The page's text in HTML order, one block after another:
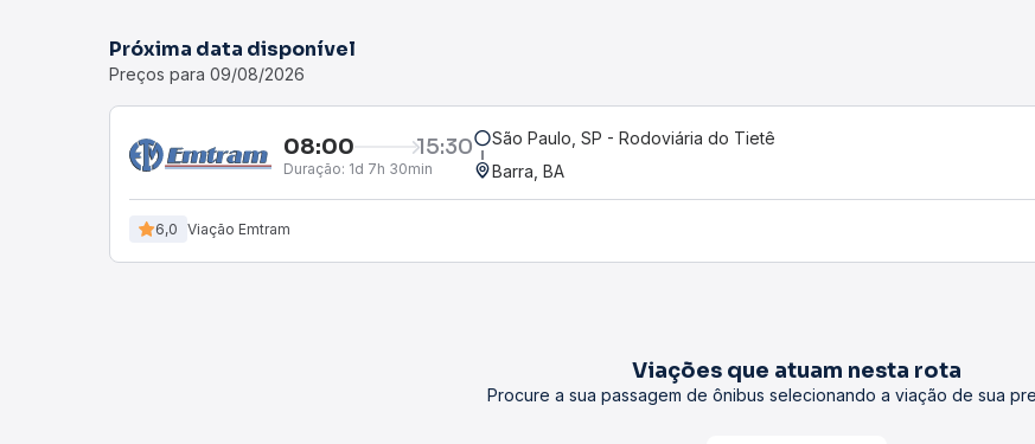
Próxima data disponível
Preços para 09/08/2026
08:00 15:30
Duração: 1d 7h 30min
São Paulo, SP - Rodoviária do Tietê
Barra, BA
6,0 Viação Emtram
Viações que atuam nesta rota
Procure a sua passagem de ônibus selecionando a viação de sua